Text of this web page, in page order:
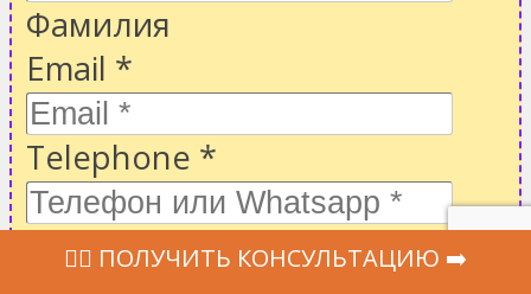
Фамилия
Email *
Telephone *
Message
‍👩‍⚕ ПОЛУЧИТЬ КОНСУЛЬТАЦИЮ ➡️